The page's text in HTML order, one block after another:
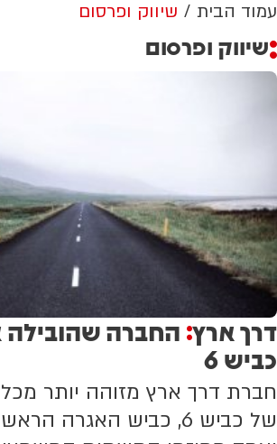
עמוד הבית שיווק ופרסום
שיווק ופרסום
דרך ארץ: החברה
כביש 6
חברת דרך ארץ מזוהה יותר
של כביש 6, כביש האגרה